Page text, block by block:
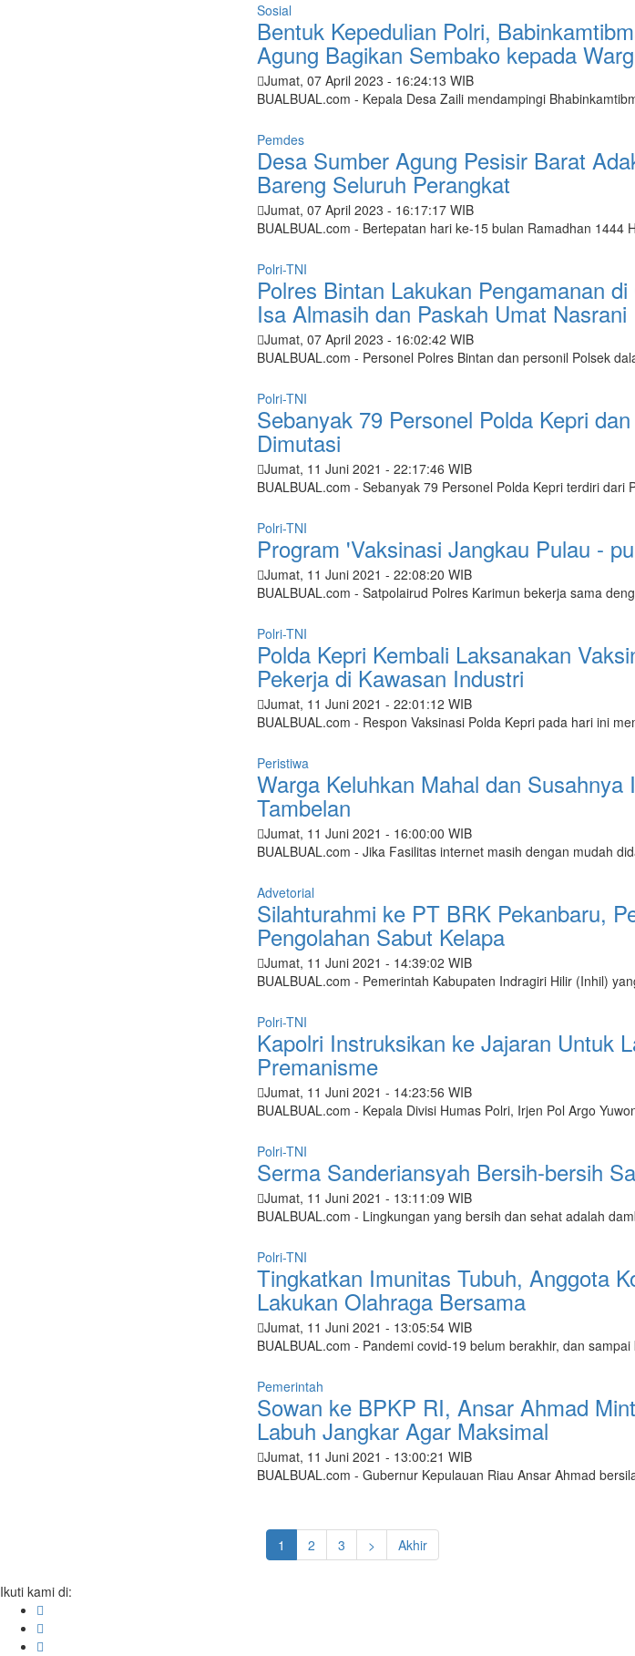
Sosial
Bentuk Kepedulian Polri,
Agung Bagikan Sembako kepada
Jumat, 07 April 2023 - 16:24:13 WIB
BUALBUAL.com - Kepala Desa Zaili mendampingi
Pemdes
Desa Sumber Agung Pesisir Barat
Bareng Seluruh Perangkat
Jumat, 07 April 2023 - 16:17:17 WIB
BUALBUAL.com - Bertepatan hari ke-15 bulan Ramadhan 1444
Polri-TNI
Polres Bintan Lakukan Pengamanan
Isa Almasih dan Paskah Umat Nasrani
Jumat, 07 April 2023 - 16:02:42 WIB
BUALBUAL.com - Personel Polres Bintan dan personil Polsek
Polri-TNI
Sebanyak 79 Personel Polda Kepri
Dimutasi
Jumat, 11 Juni 2021 - 22:17:46 WIB
BUALBUAL.com - Sebanyak 79 Personel Polda Kepri terdiri dari
Polri-TNI
Program 'Vaksinasi Jangkau Pulau -
Jumat, 11 Juni 2021 - 22:08:20 WIB
BUALBUAL.com - Satpolairud Polres Karimun bekerja sama
Polri-TNI
Polda Kepri Kembali Laksanakan
Pekerja di Kawasan Industri
Jumat, 11 Juni 2021 - 22:01:12 WIB
BUALBUAL.com - Respon Vaksinasi Polda Kepri pada hari ini
Peristiwa
Warga Keluhkan Mahal dan Susahnya
Tambelan
Jumat, 11 Juni 2021 - 16:00:00 WIB
BUALBUAL.com - Jika Fasilitas internet masih dengan mudah
Advetorial
Silahturahmi ke PT BRK Pekanbaru,
Pengolahan Sabut Kelapa
Jumat, 11 Juni 2021 - 14:39:02 WIB
BUALBUAL.com - Pemerintah Kabupaten Indragiri Hilir (Inhil)
Polri-TNI
Kapolri Instruksikan ke Jajaran Untuk
Premanisme
Jumat, 11 Juni 2021 - 14:23:56 WIB
BUALBUAL.com - Kepala Divisi Humas Polri, Irjen Pol Argo
Polri-TNI
Serma Sanderiansyah Bersih-bersih
Jumat, 11 Juni 2021 - 13:11:09 WIB
BUALBUAL.com - Lingkungan yang bersih dan sehat adalah
Polri-TNI
Tingkatkan Imunitas Tubuh, Anggota
Lakukan Olahraga Bersama
Jumat, 11 Juni 2021 - 13:05:54 WIB
BUALBUAL.com - Pandemi covid-19 belum berakhir, dan
Pemerintah
Sowan ke BPKP RI, Ansar Ahmad
Labuh Jangkar Agar Maksimal
Jumat, 11 Juni 2021 - 13:00:21 WIB
BUALBUAL.com - Gubernur Kepulauan Riau Ansar Ahmad
1 2 3 > Akhir
Ikuti kami di: